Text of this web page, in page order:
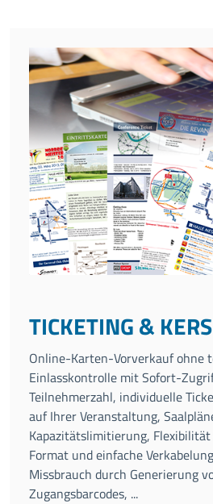
TICKETING & KERS
Online-Karten-Vorverkauf ohne
Einlasskontrolle mit Sofort-
Teilnehmerzahl, individuelle
auf Ihrer Veranstaltung,
Kapazitätslimitierung,
Format und einfache
Missbrauch durch Generierung
Zugangsbarcodes, ...